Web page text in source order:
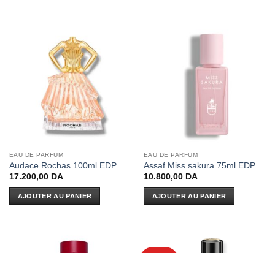
EAU DE PARFUM
Audace Rochas 100ml EDP
17.200,00 DA
AJOUTER AU PANIER
EAU DE PARFUM
Assaf Miss sakura 75ml EDP
10.800,00 DA
AJOUTER AU PANIER